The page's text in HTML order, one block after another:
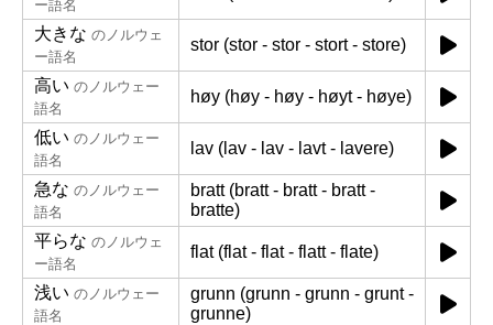
ー語名
大きな のノルウェ
ー語名
stor (stor - stor - stort - store)
高い のノルウェー
語名
høy (høy - høy - høyt - høye)
低い のノルウェー
語名
lav (lav - lav - lavt - lavere)
急な のノルウェー
語名
bratt (bratt - bratt - bratt -
bratte)
平らな のノルウェ
ー語名
flat (flat - flat - flatt - flate)
浅い のノルウェー
語名
grunn (grunn - grunn - grunt -
grunne)